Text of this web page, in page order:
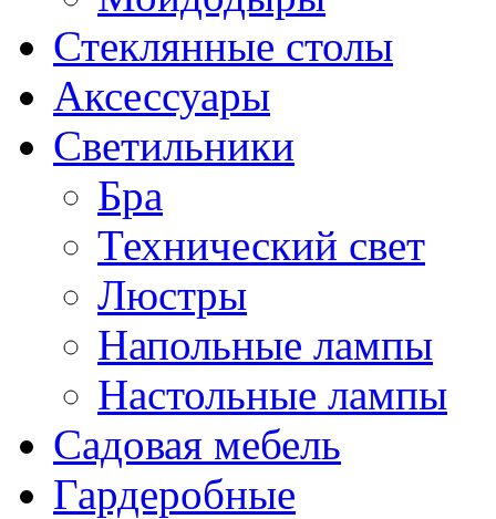
Стеклянные столы
Аксессуары
Светильники
Бра
Технический свет
Люстры
Напольные лампы
Настольные лампы
Садовая мебель
Гардеробные